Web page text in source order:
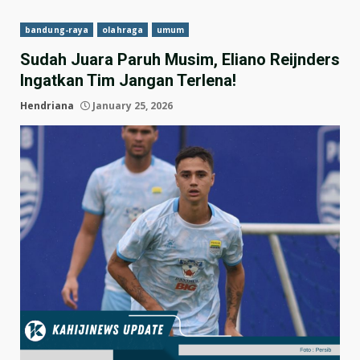
bandung-raya olahraga umum
Sudah Juara Paruh Musim, Eliano Reijnders
Ingatkan Tim Jangan Terlena!
Hendriana January 25, 2026